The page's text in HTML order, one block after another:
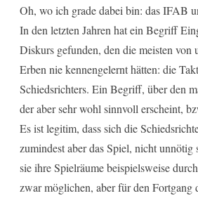
Oh, wo ich grade dabei bin: das IFAB
In den letzten Jahren hat ein Begriff
Diskurs gefunden, den die meisten von
Erben nie kennengelernt hätten: die
Schiedsrichters. Ein Begriff, über den
der aber sehr wohl sinnvoll erscheint,
Es ist legitim, dass sich die
zumindest aber das Spiel, nicht unnötig
sie ihre Spielräume beispielsweise
zwar möglichen, aber für den Fortgang